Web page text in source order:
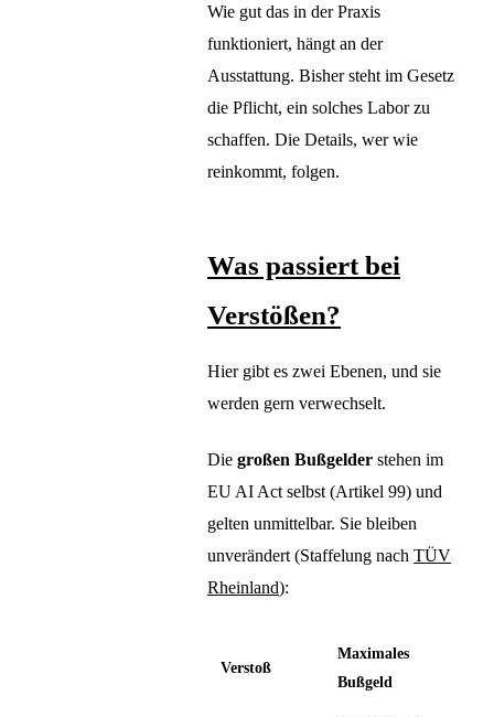
Wie gut das in der Praxis
funktioniert, hängt an der
Ausstattung. Bisher steht im Gesetz
die Pflicht, ein solches Labor zu
schaffen. Die Details, wer wie
reinkommt, folgen.
Was passiert bei
Verstößen?
Hier gibt es zwei Ebenen, und sie
werden gern verwechselt.
Die großen Bußgelder stehen im
EU AI Act selbst (Artikel 99) und
gelten unmittelbar. Sie bleiben
unverändert (Staffelung nach TÜV
Rheinland):
Verstoß
Maximales
Bußgeld